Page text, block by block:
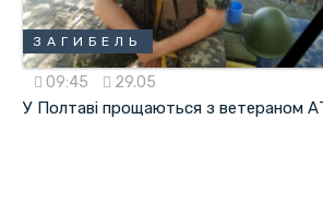
ЗАГИБЕЛЬ
09:45 29.05
У Полтаві прощаються з ветераном